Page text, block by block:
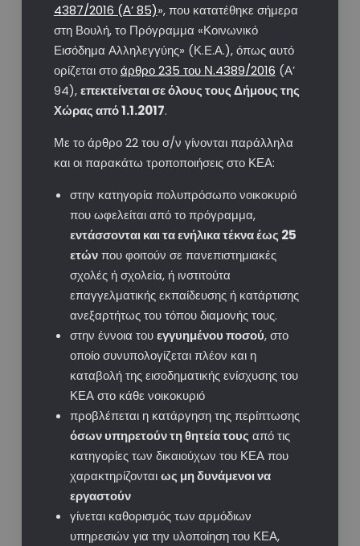
4387/2016 (Α’ 85)», που κατατέθηκε σήμερα
στη Βουλή, το Πρόγραμμα «Κοινωνικό
Εισόδημα Αλληλεγγύης» (Κ.Ε.Α.), όπως αυτό
ορίζεται στοάρθρο 235 του Ν.4389/2016 (Α’
94),επεκτείνεται σε όλους τους Δήμους της
Χώρας από 1.1.2017.
Με το άρθρο 22 του σ/ν γίνονται παράλληλα
και οι παρακάτω τροποποιήσεις στο ΚΕΑ:
στην κατηγορία πολυπρόσωπο νοικοκυριό
που ωφελείται από το πρόγραμμα,
εντάσσονται και τα ενήλικα τέκνα έως 25
ετώνπου φοιτούν σε πανεπιστημιακές
σχολές ή σχολεία, ή ινστιτούτα
επαγγελματικής εκπαίδευσης ή κατάρτισης
ανεξαρτήτως του τόπου διαμονής τους.
στην έννοια τουεγγυημένου ποσού, στο
οποίο συνυπολογίζεται πλέον και η
καταβολή της εισοδηματικής ενίσχυσης του
ΚΕΑ στο κάθε νοικοκυριό
προβλέπεται η κατάργηση της περίπτωσης
όσων υπηρετούν τη θητεία τους από τις
κατηγορίες των δικαιούχων του ΚΕΑ που
χαρακτηρίζονταιως μη δυνάμενοι να
εργαστούν
γίνεται καθορισμός των αρμόδιων
υπηρεσιών για την υλοποίηση του ΚΕΑ,